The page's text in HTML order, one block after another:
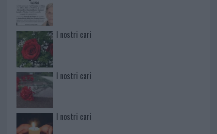
I nostri cari
I nostri cari
I nostri cari